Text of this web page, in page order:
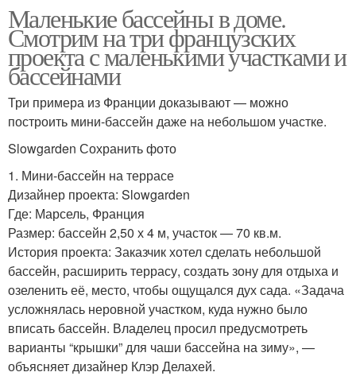
Маленькие бассейны в доме.
Смотрим на три французских
проекта с маленькими участками и
бассейнами
Три примера из Франции доказывают — можно
построить мини-бассейн даже на небольшом участке.
Slowgarden Сохранить фото
1. Мини-бассейн на террасе
Дизайнер проекта: Slowgarden
Где: Марсель, Франция
Размер: бассейн 2,50 х 4 м, участок — 70 кв.м.
История проекта: Заказчик хотел сделать небольшой
бассейн, расширить террасу, создать зону для отдыха и
озеленить её, место, чтобы ощущался дух сада. «Задача
усложнялась неровной участком, куда нужно было
вписать бассейн. Владелец просил предусмотреть
варианты “крышки” для чаши бассейна на зиму», —
объясняет дизайнер Клэр Делахей.